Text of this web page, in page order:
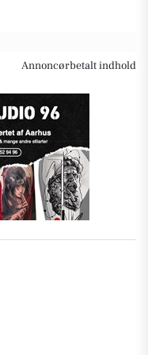
Annoncørbetalt indhold